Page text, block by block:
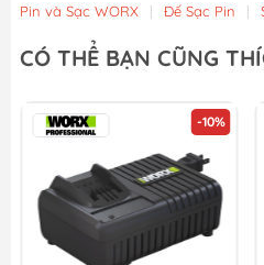
Sạc Pin Worx WA3406
1.926.900₫
Pin và Sạc WORX | Đế Sạc Pin |
CÓ THỂ BẠN CŨNG
-10%